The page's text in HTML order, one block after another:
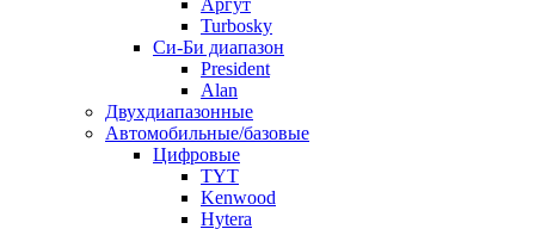
Turbosky
Си-Би диапазон
President
Alan
Двухдиапазонные
Автомобильные/базовые
Цифровые
TYT
Kenwood
Hytera